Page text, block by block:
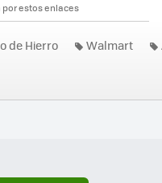
por estos enlaces
de Hierro Walmart